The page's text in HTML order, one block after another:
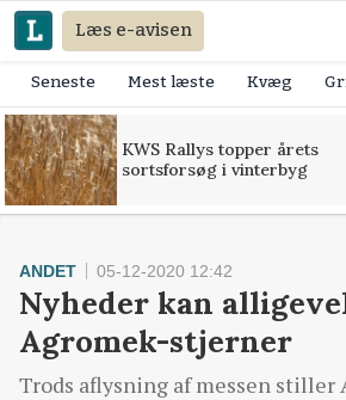
Læs e-avisen
Seneste Mest læste Kvæg
KWS Rallys topper årets
sortsforsøg i vinterbyg
ANDET 05-12-2020 12:42
Nyheder kan
Agromek-stjerner
Trods aflysning af messen stiller